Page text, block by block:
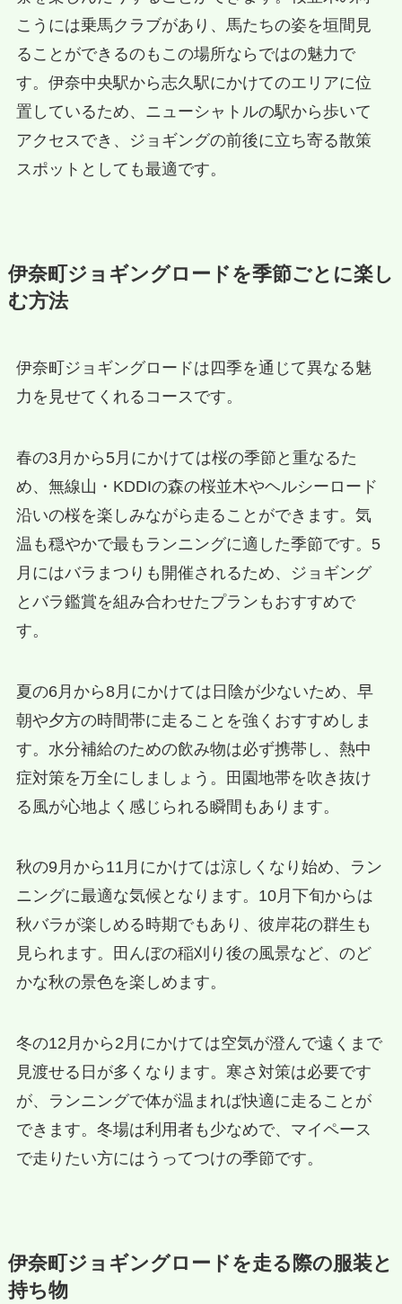
こうには乗馬クラブがあり、馬たちの姿を垣間見
ることができるのもこの場所ならではの魅力で
す。伊奈中央駅から志久駅にかけてのエリアに位
置しているため、ニューシャトルの駅から歩いて
アクセスでき、ジョギングの前後に立ち寄る散策
スポットとしても最適です。
伊奈町ジョギングロードを季節ごとに楽し
む方法
伊奈町ジョギングロードは四季を通じて異なる魅
力を見せてくれるコースです。
春の3月から5月にかけては桜の季節と重なるた
め、無線山・KDDIの森の桜並木やヘルシーロード
沿いの桜を楽しみながら走ることができます。気
温も穏やかで最もランニングに適した季節です。5
月にはバラまつりも開催されるため、ジョギング
とバラ鑑賞を組み合わせたプランもおすすめで
す。
夏の6月から8月にかけては日陰が少ないため、早
朝や夕方の時間帯に走ることを強くおすすめしま
す。水分補給のための飲み物は必ず携帯し、熱中
症対策を万全にしましょう。田園地帯を吹き抜け
る風が心地よく感じられる瞬間もあります。
秋の9月から11月にかけては涼しくなり始め、ラン
ニングに最適な気候となります。10月下旬からは
秋バラが楽しめる時期でもあり、彼岸花の群生も
見られます。田んぼの稲刈り後の風景など、のど
かな秋の景色を楽しめます。
冬の12月から2月にかけては空気が澄んで遠くまで
見渡せる日が多くなります。寒さ対策は必要です
が、ランニングで体が温まれば快適に走ることが
できます。冬場は利用者も少なめで、マイペース
で走りたい方にはうってつけの季節です。
伊奈町ジョギングロードを走る際の服装と
持ち物